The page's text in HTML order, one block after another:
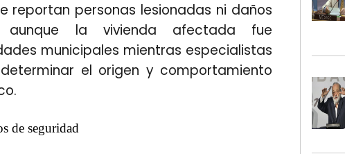
reportan personas lesionadas ni daños
aunque la vivienda afectada fue
municipales mientras especialistas
el origen y comportamiento
de seguridad